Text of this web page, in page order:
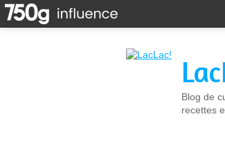
Blog de
recettes